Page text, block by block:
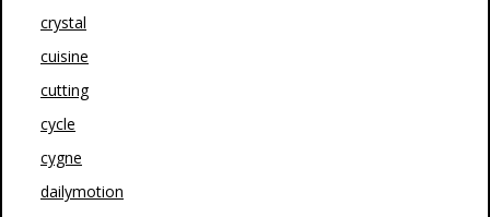
crystal
cuisine
cutting
cycle
cygne
dailymotion